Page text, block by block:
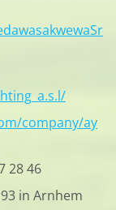
company/ay
28 46
in Arnhem